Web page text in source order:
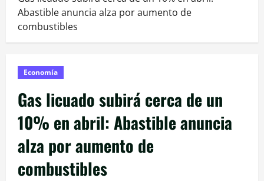
Abastible anuncia alza por aumento de
combustibles
Economía
Gas licuado subirá cerca de un
10% en abril: Abastible anuncia
alza por aumento de
combustibles